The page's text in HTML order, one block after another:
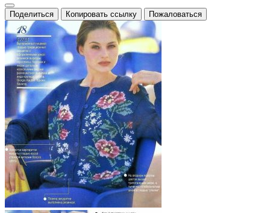
Поделиться Копировать ссылку Пожаловаться